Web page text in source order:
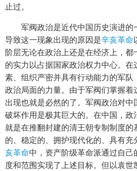
止过。
军阀政治是近代中国历史演进的
导致这一现象出现的原因是辛亥革命
阶层无论在政治上还是在经济上，
的实力以占据国家政治权力中心。
素、组织严密并具有行动能力的军队
政治局面的力量。由于军阀们掌握着
出现也就是必然的了。军阀政治对
破坏作用是极其巨大的。在中国，政
就是在推翻封建的清王朝专制制度的
的、稳定的、拥护现代化的、具有充
亥革命中，资产阶级革命派通过自
度和范围实现了上述目标。但以袁